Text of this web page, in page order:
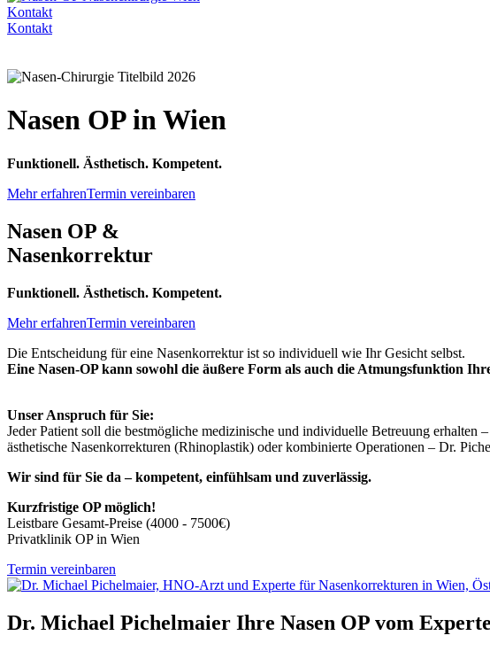
Kontakt
Kontakt
Nasen OP in Wien
Funktionell. Ästhetisch. Kompetent.
Mehr erfahrenTermin vereinbaren
Nasen OP &
Nasenkorrektur
Funktionell. Ästhetisch. Kompetent.
Mehr erfahrenTermin vereinbaren
Die Entscheidung für eine Nasenkorrektur ist so individuell wie Ihr Gesicht selbst.
Eine Nasen-OP kann sowohl die äußere Form als auch die Atmungsfunktion
Unser Anspruch für Sie:
Jeder Patient soll die bestmögliche medizinische und individuelle Betreuung
ästhetische Nasenkorrekturen (Rhinoplastik) oder kombinierte Operationen – Dr.
Wir sind für Sie da – kompetent, einfühlsam und zuverlässig.
Kurzfristige OP möglich!
Leistbare Gesamt-Preise (4000 - 7500€)
Privatklinik OP in Wien
Termin vereinbaren
Dr. Michael Pichelmaier Ihre Nasen OP vom